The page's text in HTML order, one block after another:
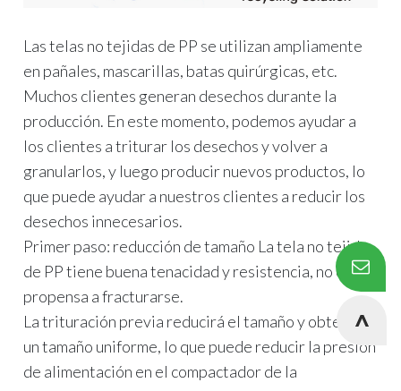
Las telas no tejidas de PP se utilizan ampliamente
en pañales, mascarillas, batas quirúrgicas, etc.
Muchos clientes generan desechos durante la
producción. En este momento, podemos ayudar a
los clientes a triturar los desechos y volver a
granularlos, y luego producir nuevos productos, lo
que puede ayudar a nuestros clientes a reducir los
desechos innecesarios.
Primer paso: reducción de tamaño La tela no tejida
de PP tiene buena tenacidad y resistencia, no es
propensa a fracturarse.
La trituración previa reducirá el tamaño y obtendrá
un tamaño uniforme, lo que puede reducir la presión
de alimentación en el compactador de la